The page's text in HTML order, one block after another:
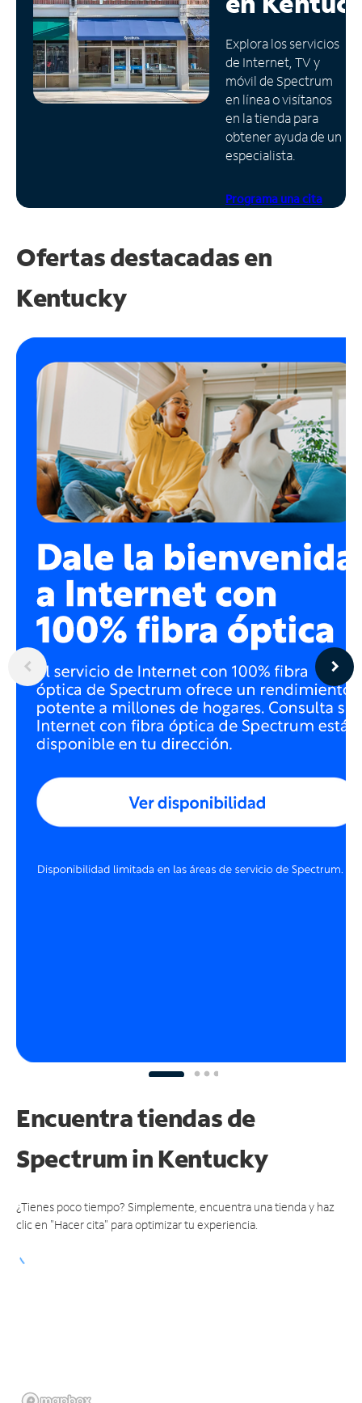
Administrar
cuenta
Encuentra
una
tienda
Explora los servicios
de Internet, TV y
móvil de Spectrum
en línea o visítanos
en la tienda para
obtener ayuda de un
especialista.
Programa una cita
Ofertas destacadas en
Kentucky
Encuentra tiendas de
Spectrumin Kentucky
¿Tienes poco tiempo? Simplemente, encuentra una tienda y haz
clic en "Hacer cita" para optimizar tu experiencia.